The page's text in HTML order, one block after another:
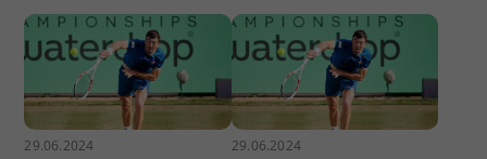
29.06.2024 29.06.2024